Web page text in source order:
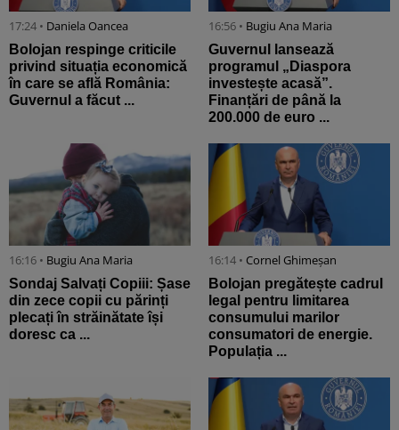
17:24 • Daniela Oancea
Bolojan respinge criticile
privind situația economică
în care se află România:
Guvernul a făcut ...
16:56 • Bugiu ⁠Ana Maria
Guvernul lansează
programul „Diaspora
investește acasă”.
Finanțări de până la
200.000 de euro ...
16:16 • Bugiu ⁠Ana Maria
Sondaj Salvați Copiii: Șase
din zece copii cu părinți
plecați în străinătate își
doresc ca ...
16:14 • Cornel Ghimeșan
Bolojan pregătește cadrul
legal pentru limitarea
consumului marilor
consumatori de energie.
Populația ...